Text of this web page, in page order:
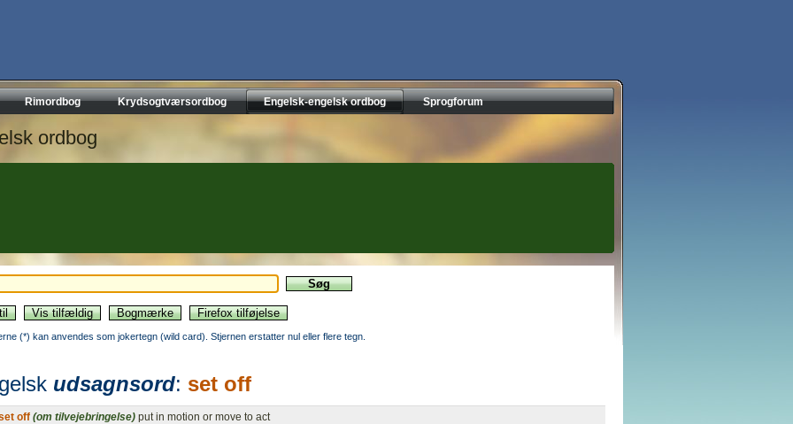
Rimordbog Krydsogtværsordbog Engelsk-engelsk ordbog Sprogforum
ordbog
(*) kan anvendes som jokertegn (wild card). Stjernen erstatter nul eller flere tegn.
udsagnsord: set off
off (om tilvejebringelse) put in motion or move to act